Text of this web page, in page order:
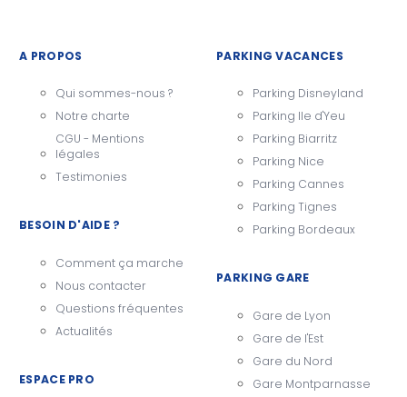
A PROPOS
Qui sommes-nous ?
Notre charte
CGU - Mentions
légales
Testimonies
BESOIN D'AIDE ?
Comment ça marche
Nous contacter
Questions fréquentes
Actualités
ESPACE PRO
PARKING VACANCES
Parking Disneyland
Parking Ile d'Yeu
Parking Biarritz
Parking Nice
Parking Cannes
Parking Tignes
Parking Bordeaux
PARKING GARE
Gare de Lyon
Gare de l'Est
Gare du Nord
Gare Montparnasse